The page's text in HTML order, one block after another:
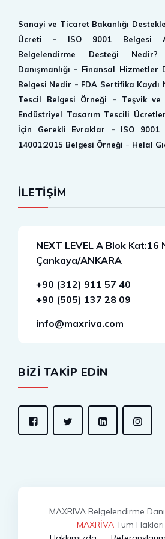
Sanayi ve Ticaret Bakanlığı
Ücreti
- ISO 9001 Belgesi
Belgelendirme Desteği Nedir?
Danışmanlığı - Finansal Hizmetler
Belgesi Nedir - FDA Sertifika Kaydı
Tescil Belgesi Örneği
- Teşvik ve
Endüstriyel Tasarım Tescili
İçin Gerekli Evraklar
- ISO 9001
14001:2015 Belgesi Örneği - Helal
İLETİŞİM
NEXT LEVEL A Blok Kat:16
Çankaya/ANKARA
+90 (312) 911 57 40
+90 (505) 137 28 09
info@maxriva.com
BİZİ TAKİP EDİN
MAXRIVA Belgelendirme
MAXRİVATüm Hakları